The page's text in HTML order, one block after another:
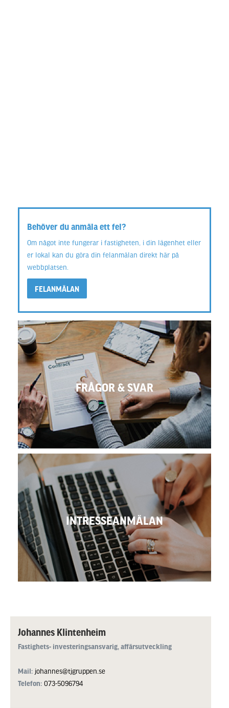
Behöver du anmäla ett fel?
Om något inte fungerar i fastigheten, i din lägenhet eller
er lokal kan du göra din felanmälan direkt här på
webbplatsen.
FELANMÄLAN
FRÅGOR & SVAR
SE VANLIGA FRÅGOR OCH SVAR
INTRESSEANMÄLAN
GÅ TILL INTRESSEANMÄLAN
Johannes Klintenheim
Fastighets- investeringsansvarig, affärsutveckling
Mail: johannes@tjgruppen.se
Telefon: 073-5096794